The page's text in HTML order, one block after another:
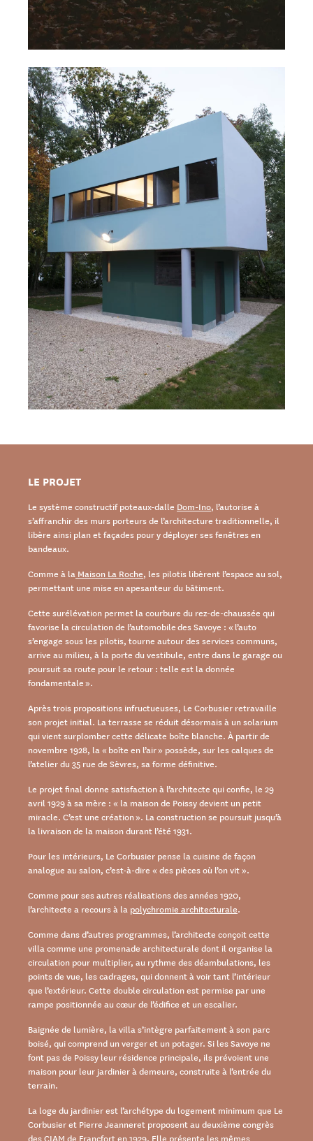
LE PROJET
Le système constructif poteaux-dalle Dom-Ino, l’autorise à
s’affranchir des murs porteurs de l’architecture traditionnelle, il
libère ainsi plan et façades pour y déployer ses fenêtres en
bandeaux.
Comme à la Maison La Roche, les pilotis libèrent l’espace au sol,
permettant une mise en apesanteur du bâtiment.
Cette surélévation permet la courbure du rez-de-chaussée qui
favorise la circulation de l’automobile des Savoye : « l’auto
s’engage sous les pilotis, tourne autour des services communs,
arrive au milieu, à la porte du vestibule, entre dans le garage ou
poursuit sa route pour le retour : telle est la donnée
fondamentale ».
Après trois propositions infructueuses, Le Corbusier retravaille
son projet initial. La terrasse se réduit désormais à un solarium
qui vient surplomber cette délicate boîte blanche. À partir de
novembre 1928, la « boîte en l’air » possède, sur les calques de
l’atelier du 35 rue de Sèvres, sa forme définitive.
Le projet final donne satisfaction à l’architecte qui confie, le 29
avril 1929 à sa mère : « la maison de Poissy devient un petit
miracle. C’est une création ». La construction se poursuit jusqu’à
la livraison de la maison durant l’été 1931.
Pour les intérieurs, Le Corbusier pense la cuisine de façon
analogue au salon, c’est-à-dire « des pièces où l’on vit ».
Comme pour ses autres réalisations des années 1920,
l’architecte a recours à la polychromie architecturale.
Comme dans d’autres programmes, l’architecte conçoit cette
villa comme une promenade architecturale dont il organise la
circulation pour multiplier, au rythme des déambulations, les
points de vue, les cadrages, qui donnent à voir tant l’intérieur
que l’extérieur. Cette double circulation est permise par une
rampe positionnée au cœur de l’édifice et un escalier.
Baignée de lumière, la villa s’intègre parfaitement à son parc
boisé, qui comprend un verger et un potager. Si les Savoye ne
font pas de Poissy leur résidence principale, ils prévoient une
maison pour leur jardinier à demeure, construite à l’entrée du
terrain.
La loge du jardinier est l’archétype du logement minimum que Le
Corbusier et Pierre Jeanneret proposent au deuxième congrès
des CIAM de Francfort en 1929. Elle présente les mêmes